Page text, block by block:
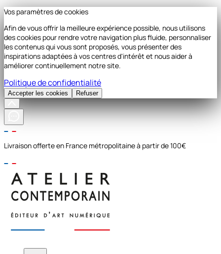
Vos paramètres de cookies
Afin de vous offrir la meilleure expérience possible, nous utilisons
des cookies pour rendre votre navigation plus fluide, personnaliser
les contenus qui vous sont proposés, vous présenter des
inspirations adaptées à vos centres d'intérêt et nous aider à
améliorer continuellement notre site.
Politique de confidentialité
Accepter les cookies Refuser
Livraison offerte en France métropolitaine à partir de 100€